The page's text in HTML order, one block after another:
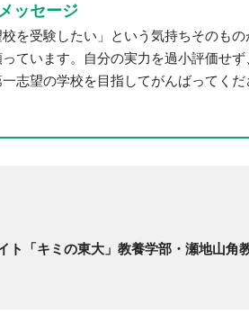
ッセージ
を受験したい」という気持ちそのも
ています。自分の実力を過小評価せず
志望の学校を目指してがんばってくだ
ト「キミの東大」教養学部・瀬地山角